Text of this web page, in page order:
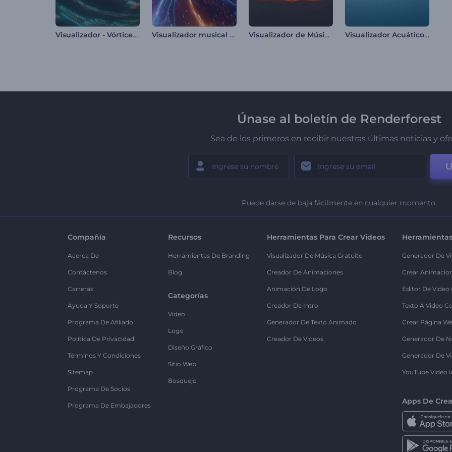
Visualizador - Vórtices Abstractos Visualizador musical de viaje galáctico Visualizador de Música Deep Techno Visualizador Acuático de Música
Únase al boletín de Renderforest
Sea de los primeros en recibir nuestras últimas noticias y
Puede darse de baja fácilmente en cualquier momento.
Compañía
Acerca De
Contáctenos
Carreras
Ayuda Y Soporte
Programa De Afiliado
Política De Privacidad
Términos Y Condiciones
Sitemap
Programa De Socios
Programa De Embajadores
Recursos
Herramientas De Branding
Blog
Categorías
Vídeo
Logo
Diseño Gráfico
Sitio Web
Bosquejo
Herramientas Para Crear Videos
Visualizador De Música Gratuito
Creador De Animaciones
Animación De Logo
Creador De Intro
Generador De Texto Animado
Creador De Videos
Generador De
Crear
Editor De Video
Texto A Video
Crear Página
Generador De
Generador De
YouTube Video
Apps De